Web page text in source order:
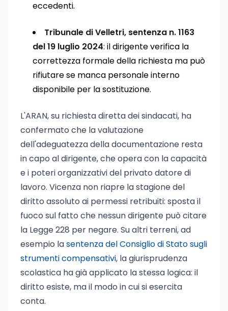
eccedenti.
Tribunale di Velletri, sentenza n. 1163
del 19 luglio 2024: il dirigente verifica la
correttezza formale della richiesta ma può
rifiutare se manca personale interno
disponibile per la sostituzione.
L'ARAN, su richiesta diretta dei sindacati, ha
confermato che la valutazione
dell'adeguatezza della documentazione resta
in capo al dirigente, che opera con la capacità
e i poteri organizzativi del privato datore di
lavoro. Vicenza non riapre la stagione del
diritto assoluto ai permessi retribuiti: sposta il
fuoco sul fatto che nessun dirigente può citare
la Legge 228 per negare. Su altri terreni, ad
esempio lasentenza del Consiglio di Stato sugli
strumenti compensativi, la giurisprudenza
scolastica ha già applicato la stessa logica: il
diritto esiste, ma il modo in cui si esercita
conta.